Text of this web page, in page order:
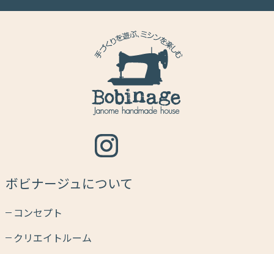
ボビナージュについて
コンセプト
クリエイトルーム